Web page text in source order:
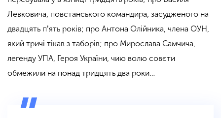
Левковича, повстанського командира, засудженого на
двадцять пʼять років; про Антона Олійника, члена ОУН,
який тричі тікав з таборів; про Мирослава Самчича,
легенду УПА, Героя України, чию волю совєти
обмежили на понад тридцять два роки…